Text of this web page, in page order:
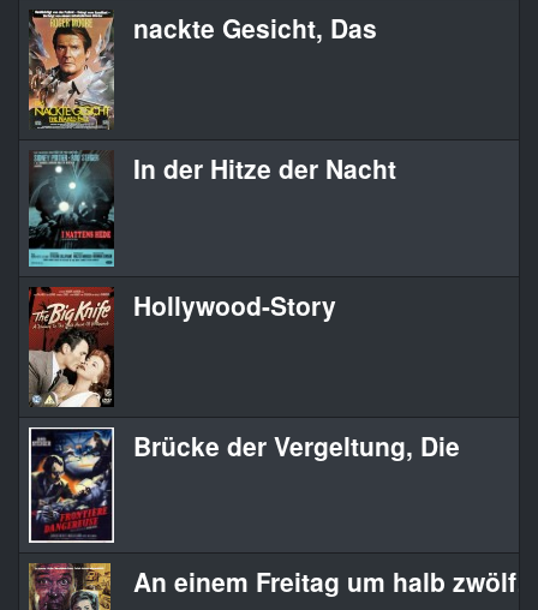
nackte Gesicht, Das
In der Hitze der Nacht
Hollywood-Story
Brücke der Vergeltung, Die
An einem Freitag um halb